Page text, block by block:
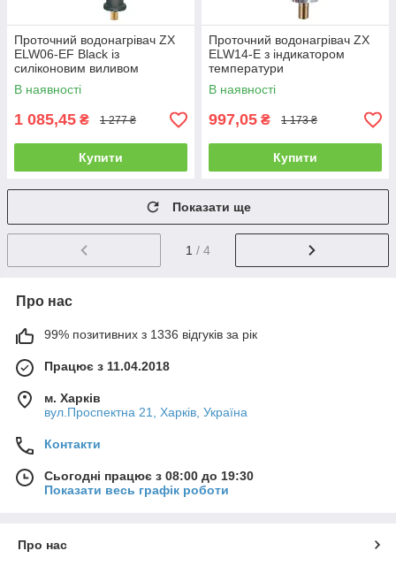
Проточний водонагрівач ZX
ELW06-EF Black із
силіконовим виливом
В наявності
1 085,45 ₴ 1 277 ₴
Купити
Проточний водонагрівач ZX
ELW14-E з індикатором
температури
В наявності
997,05 ₴ 1 173 ₴
Купити
Показати ще
1 / 4
Про нас
99% позитивних з 1336 відгуків за рік
Працює з 11.04.2018
м. Харків
вул.Проспектна 21, Харків, Україна
Контакти
Сьогодні працює з 08:00 до 19:30
Показати весь графік роботи
Про нас